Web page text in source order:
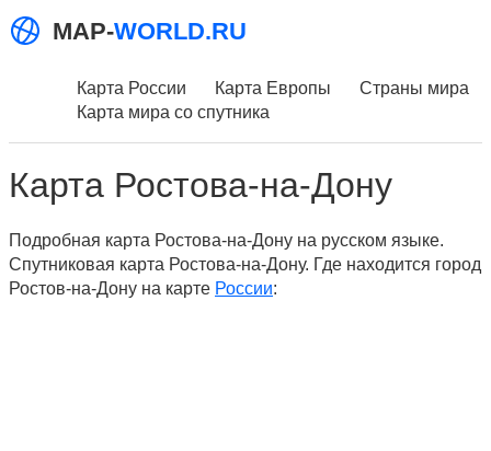
MAP-WORLD.RU
Карта России Карта Европы
Страны мира
Карта мира со спутника
Карта Ростова-на-Дону
Подробная карта Ростова-на-Дону на русском языке.
Спутниковая карта Ростова-на-Дону. Где находится город
Ростов-на-Дону на карте России: